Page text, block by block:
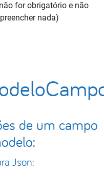
for obrigatório e não
nada)
de um campo
Json: